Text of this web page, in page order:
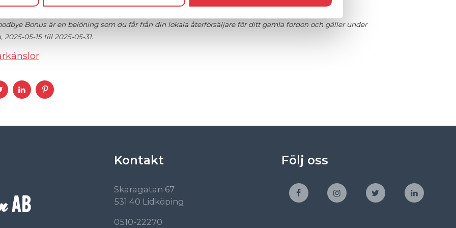
Bonus är en belöning som du får från din lokala återförsäljare för ditt gamla fordon och gäller under
05-15 till 2025-05-31.
Kontakt
Skaragatan 67
531 40 Lidköping
0510-22270
Följ oss